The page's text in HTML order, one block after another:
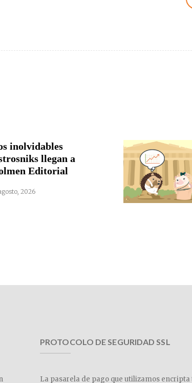
inolvidables
llegan a
Editorial
2026
PROTOCOLO DE SEGURIDAD SSL
La pasarela de pago que utilizamos encripta